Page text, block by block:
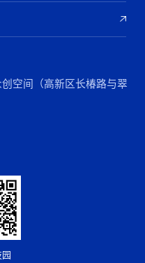
空间（高新区长椿路与翠